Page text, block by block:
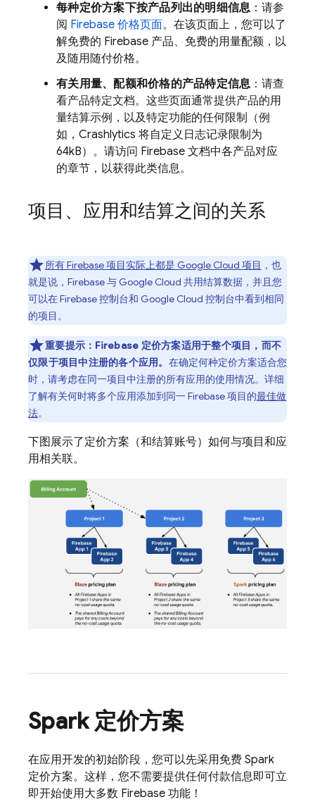
每种定价方案下按产品列出的明细信息：请参
阅 Firebase 价格页面。在该页面上，您可以了
解免费的 Firebase 产品、免费的用量配额，以
及随用随付价格。
有关用量、配额和价格的产品特定信息：请查
看产品特定文档。这些页面通常提供产品的用
量结算示例，以及特定功能的任何限制（例
如， Crashlytics 将自定义日志记录限制为
64kB）。请访问 Firebase 文档中各产品对应
的章节，以获得此类信息。
项目、应用和结算之间的关系
所有 Firebase 项目实际上都是 Google Cloud 项目 ，也
就是说，Firebase 与 Google Cloud 共用结算数据，并且您
可以在Firebase控制台和 Google Cloud 控制台中看到相同
的项目。
重要提示： Firebase 定价方案适用于整个项目，而不
仅限于项目中注册的各个应用。 在确定何种定价方案适合您
时，请考虑在同一项目中注册的所有应用的使用情况。详细
了解有关何时将多个应用添加到同一 Firebase 项目的最佳做
法。
下图展示了定价方案（和结算账号）如何与项目和应
用相关联。
Spark 定价方案
在应用开发的初始阶段，您可以先采用免费 Spark
定价方案。这样，您不需要提供任何付款信息即可立
即开始使用大多数 Firebase 功能！